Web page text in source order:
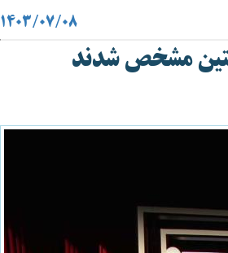
۱۴۰۳/۰۷/۰۸
مشخص شدند